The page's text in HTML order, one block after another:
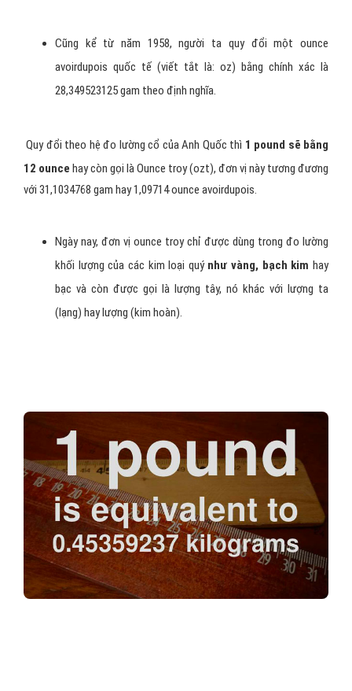
Cũng kể từ năm 1958, người ta quy đổi một ounce
avoirdupois quốc tế (viết tắt là: oz) bằng chính xác là
28,349523125 gam theo định nghĩa.
Quy đổi theo hệ đo lường cổ của Anh Quốc thì 1 pound sẽ bằng
12 ounce hay còn gọi là Ounce troy (ozt), đơn vị này tương đương
với 31,1034768 gam hay 1,09714 ounce avoirdupois.
Ngày nay, đơn vị ounce troy chỉ được dùng trong đo lường
khối lượng của các kim loại quý như vàng, bạch kim hay
bạc và còn được gọi là lượng tây, nó khác với lượng ta
(lạng) hay lượng (kim hoàn).